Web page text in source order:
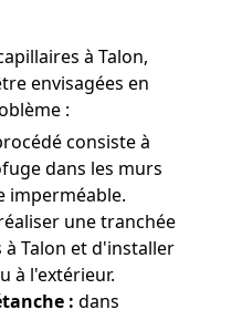
à Talon,
envisagées en
:
consiste à
dans les murs
imperméable.
une tranchée
Talon et d'installer
à l'extérieur.
: dans